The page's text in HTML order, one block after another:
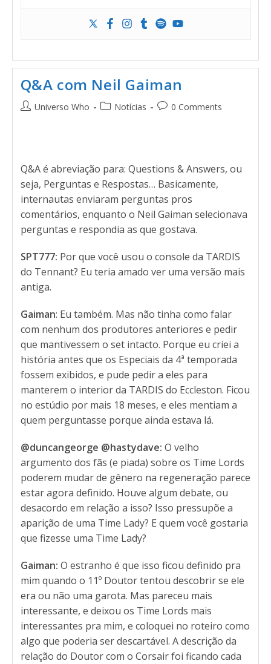
Q&A com Neil Gaiman
Universo Who Notícias 0 Comments
Q&A é abreviação para: Questions & Answers, ou
seja, Perguntas e Respostas… Basicamente,
internautas enviaram perguntas pros
comentários, enquanto o Neil Gaiman selecionava
perguntas e respondia as que gostava.
SPT777: Por que você usou o console da TARDIS
do Tennant? Eu teria amado ver uma versão mais
antiga.
Gaiman: Eu também. Mas não tinha como falar
com nenhum dos produtores anteriores e pedir
que mantivessem o set intacto. Porque eu criei a
história antes que os Especiais da 4ª temporada
fossem exibidos, e pude pedir a eles para
manterem o interior da TARDIS do Eccleston. Ficou
no estúdio por mais 18 meses, e eles mentiam a
quem perguntasse porque ainda estava lá.
@duncangeorge @hastydave: O velho
argumento dos fãs (e piada) sobre os Time Lords
poderem mudar de gênero na regeneração parece
estar agora definido. Houve algum debate, ou
desacordo em relação a isso? Isso pressupõe a
aparição de uma Time Lady? E quem você gostaria
que fizesse uma Time Lady?
Gaiman: O estranho é que isso ficou definido pra
mim quando o 11º Doutor tentou descobrir se ele
era ou não uma garota. Mas pareceu mais
interessante, e deixou os Time Lords mais
interessantes pra mim, e coloquei no roteiro como
algo que poderia ser descartável. A descrição da
relação do Doutor com o Corsair foi ficando cada